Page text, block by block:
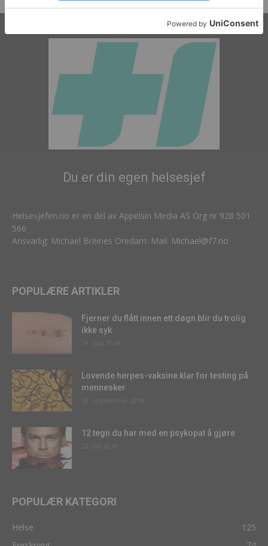
Du er din egen helsesjef
Helsesjefen.no er en del av Appelsin Media AS Org nr 928 501
566
Ansvarlig: Michael Breines Oredam: Mail: Michael@f7.no
POPULÆRE ARTIKLER
Fjerner du flått innen ett døgn blir du trolig
ikke syk
Lovende herpes-vaksine klar for testing på
mennesker
12 tegn du har med en psykopat å gjøre
POPULÆR KATEGORI
Helse
125